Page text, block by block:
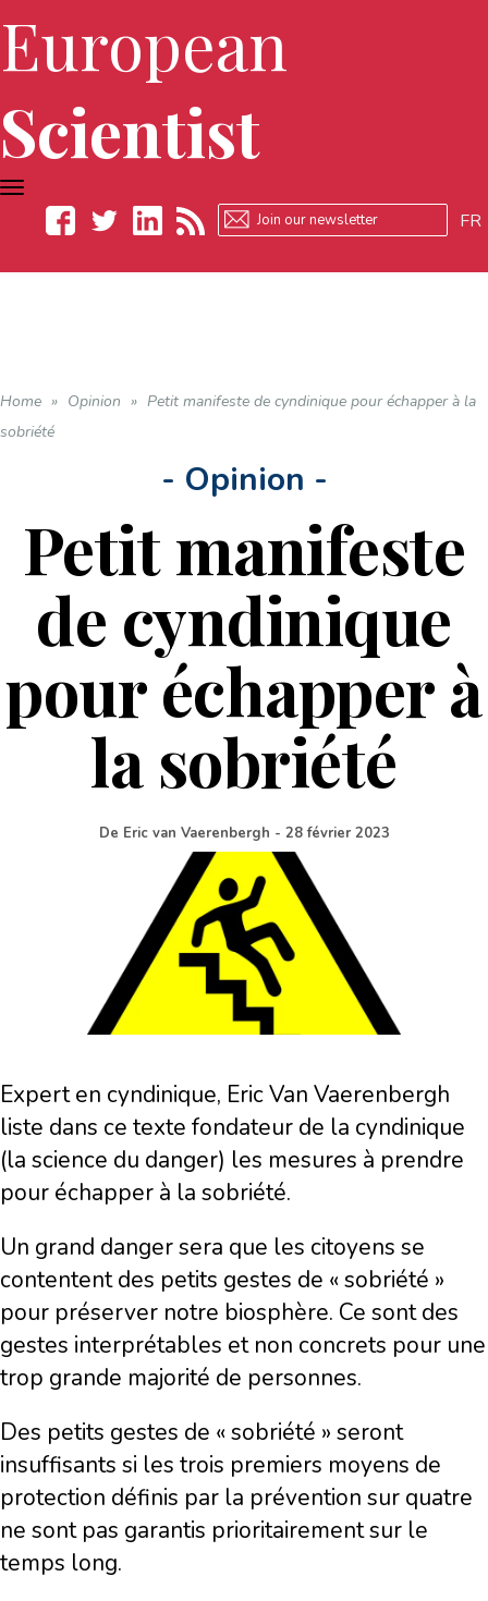
European
Scientist
FR
TOGGLE
NAVIGATION
Home » Opinion » Petit manifeste de cyndinique pour échapper à la
sobriété
- Opinion -
Petit manifeste
de cyndinique
pour échapper à
la sobriété
De Eric van Vaerenbergh - 28 février 2023
Expert en cyndinique, Eric Van Vaerenbergh
liste dans ce texte fondateur de la cyndinique
(la science du danger) les mesures à prendre
pour échapper à la sobriété.
Un grand danger sera que les citoyens se
contentent des petits gestes de « sobriété »
pour préserver notre biosphère. Ce sont des
gestes interprétables et non concrets pour une
trop grande majorité de personnes.
Des petits gestes de « sobriété » seront
insuffisants si les trois premiers moyens de
protection définis par la prévention sur quatre
ne sont pas garantis prioritairement sur le
temps long.